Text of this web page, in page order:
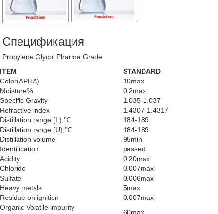
Спецификация
Propylene Glycol Pharma Grade
ITEM
STANDARD
Color(APHA)
10max
Moisture%
0.2max
Specific Gravity
1.035-1.037
Refractive index
1.4307-1.4317
Distillation range (L),℃
184-189
Distillation range (U),℃
184-189
Distillation volume
95min
Identification
passed
Acidity
0.20max
Chloride
0.007max
Sulfate
0.006max
Heavy metals
5max
Residue on ignition
0.007max
Organic Volatile impurity
60max